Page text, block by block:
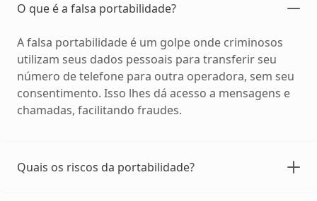
O que é a falsa portabilidade?
A falsa portabilidade é um golpe onde criminosos
utilizam seus dados pessoais para transferir seu
número de telefone para outra operadora, sem seu
consentimento. Isso lhes dá acesso a mensagens e
chamadas, facilitando fraudes.
Quais os riscos da portabilidade?